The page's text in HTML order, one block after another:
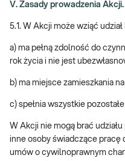
V. Zasady prowadzenia Akcji.
5.1. W Akcji może wziąć udział
a) ma pełną zdolność do
rok życia i nie jest
b) ma miejsce zamieszkania
c) spełnia wszystkie
W Akcji nie mogą brać
inne osoby świadczące pracę
umów o cywilnoprawnym